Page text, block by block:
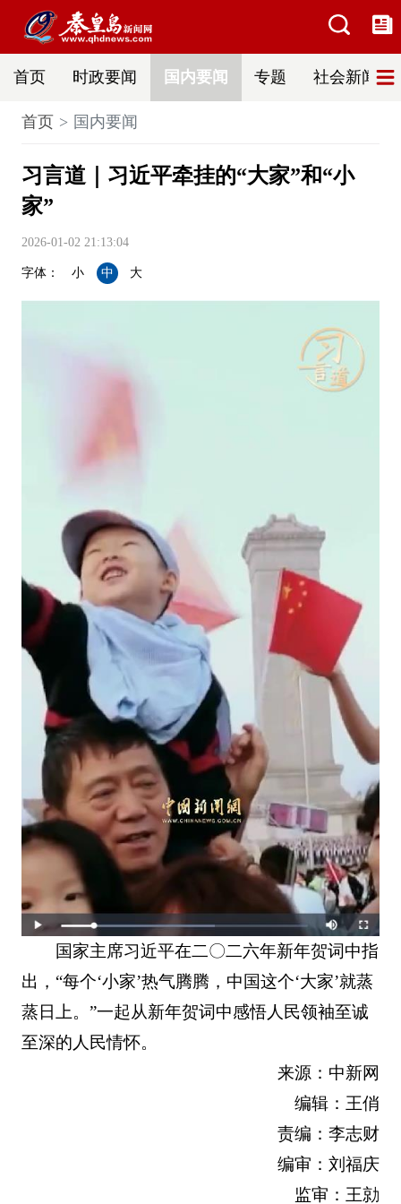
首页 时政要闻 国内要闻 专题 社会新闻
首页 国内要闻
习言道｜习近平牵挂的“大家”和“小
家”
2026-01-02 21:13:04
字体： 小 中 大
国家主席习近平在二〇二六年新年贺词中指
出，“每个‘小家’热气腾腾，中国这个‘大家’就蒸
蒸日上。”一起从新年贺词中感悟人民领袖至诚
至深的人民情怀。
来源：中新网
编辑：王俏
责编：李志财
编审：刘福庆
监审：王勍